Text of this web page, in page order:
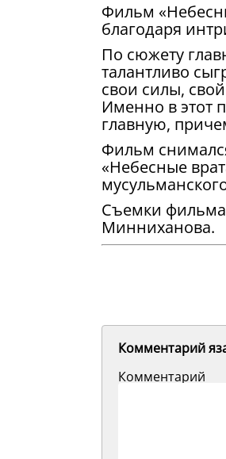
Фильм
благодаря
По сюжету
талантливо
свои силы,
Именно в этот
главную,
Фильм
«Небесные
Съемки фильма
Минниханова.
Комментарий
Комментарий